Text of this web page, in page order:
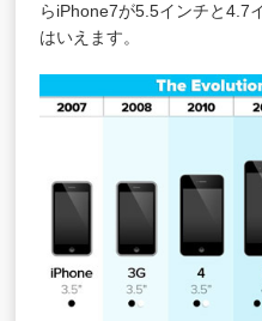
らiPhone7が5.5インチと4.7
はいえます。